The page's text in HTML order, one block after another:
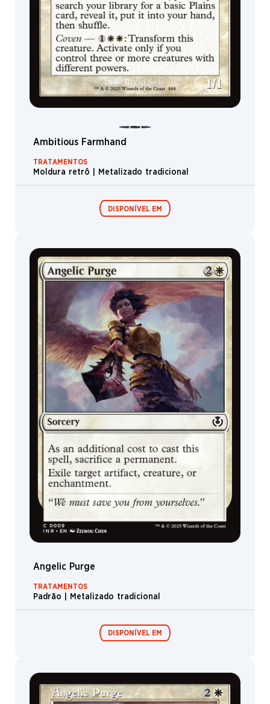
Ent
Demônio
Urso
Druida
Cobra
Xamã
Arcana
Ilha
Montanha
Planície
Pântano
Besta
Arlinn
Sangue
Clérigo
Aura
Diabo
Planta
Kraken
Guerreiro
Sanguessuga
Vorme
Chandra
Cavalo
Javali
Nobre
Jace
Ambitious Farmhand
TRATAMENTOS
Moldura retrô | Metalizado tradicional
DISPONÍVEL EM
Boosters de
Jogo
Colecionador
Angelic Purge
TRATAMENTOS
Padrão | Metalizado tradicional
DISPONÍVEL EM
Boosters de
Jogo
Boosters de
Colecionador